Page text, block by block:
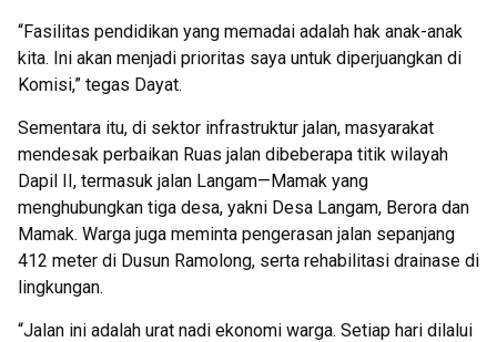
“Fasilitas pendidikan yang memadai adalah hak anak-anak
kita. Ini akan menjadi prioritas saya untuk diperjuangkan di
Komisi,” tegas Dayat.
Sementara itu, di sektor infrastruktur jalan, masyarakat
mendesak perbaikan Ruas jalan dibeberapa titik wilayah
Dapil II, termasuk jalan Langam—Mamak yang
menghubungkan tiga desa, yakni Desa Langam, Berora dan
Mamak. Warga juga meminta pengerasan jalan sepanjang
412 meter di Dusun Ramolong, serta rehabilitasi drainase di
lingkungan.
“Jalan ini adalah urat nadi ekonomi warga. Setiap hari dilalui